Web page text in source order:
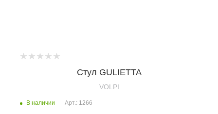
Стул GULIETTA
VOLPI
В наличии Арт.: 1266